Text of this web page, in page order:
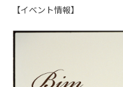
【イベント情報】